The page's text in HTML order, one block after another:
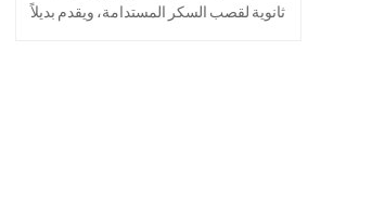
ثانوية لقصب السكر المستدامة، ويقدم بديلاً